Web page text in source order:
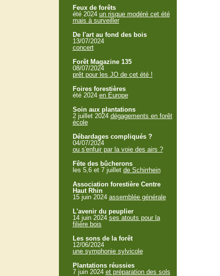
Feux de forêts
été 2024 un risque modéré cet été
mais à surveiller
De l'art au fond des bois
13/07/2024
concert
Forêt Magazine 135
08/07/2024
prêt pour les JO de cet été !
Foires forestières
été 2024 en Europe
Soin aux plantations
2 juillet 2024 dégagements en forêt
école
Débardages compliqués ?
04/07/2024
ou s'enfuir par la voie des airs ?
Fête des bûcherons
les 5,6 et 7 juillet de Schirrhein
Association forestière Centre
Haut Rhin
15 juin 2024 assemblée générale
L'avenir du peuplier
14 juin 2024 ses atouts pour la
filière bois
Les sons de la forêt
12/06/2024
une symphonie sylvicole
Plantations réussies
7 juin 2024 et préparation des sols